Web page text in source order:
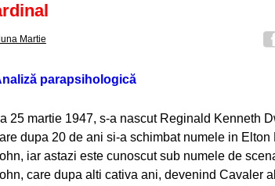
Martie
parapsihologică
25 martie 1947, s-a nascut Reginald Kenneth
dupa 20 de ani si-a schimbat numele in Elton
iar astazi este cunoscut sub numele de
care dupa alti cativa ani, devenind Cavaler